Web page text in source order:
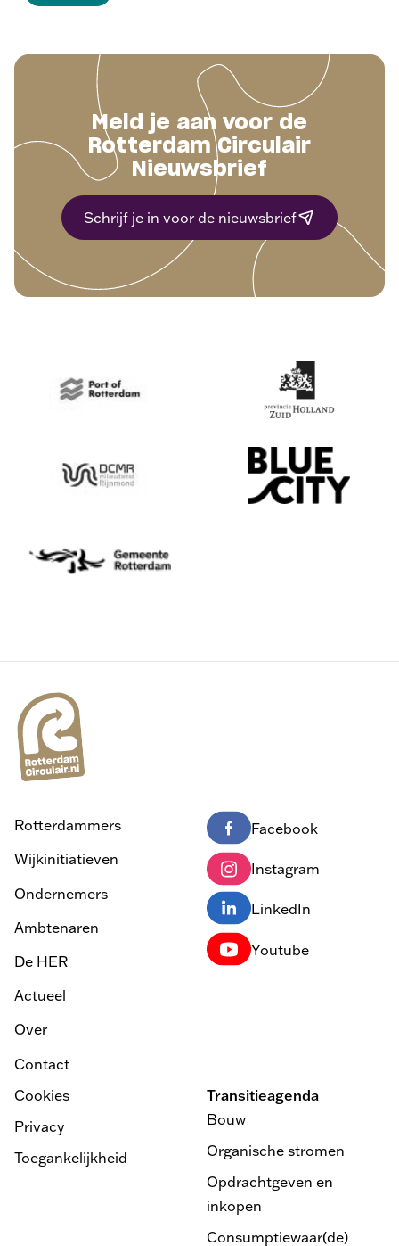
Meld je aan voor de
Rotterdam Circulair
Nieuwsbrief
Schrijf je in voor de nieuwsbrief
Rotterdammers
Wijkinitiatieven
Ondernemers
Ambtenaren
De HER
Actueel
Over
Contact
Facebook
Instagram
LinkedIn
Youtube
Cookies
Privacy
Toegankelijkheid
Transitieagenda
Bouw
Organische stromen
Opdrachtgeven en
inkopen
Consumptiewaar(de)